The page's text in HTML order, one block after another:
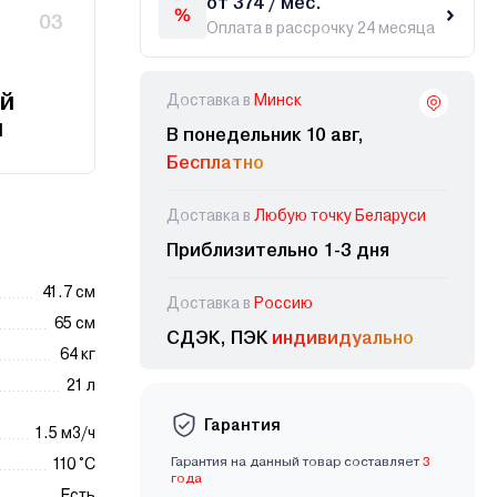
03
41.7 см
65 см
64 кг
21 л
1.5 м3/ч
110 °С
Оплата в рассрочку 24 месяца
Доставка в Минск
В понедельник 10 авг,
Бесплатно
Доставка в Любую точку Беларуси
Приблизительно 1-3 дня
Доставка в Россию
СДЭК, ПЭК индивидуально
Гарантия
Гарантия на данный товар составляет 3
года